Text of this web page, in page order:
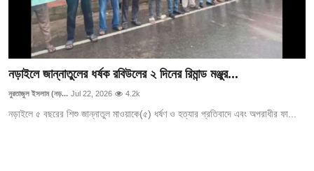
নড়াইলে জান্নাতুলের ধর্ষক রবিউলের ২ দিনের রিমান্ড মঞ্জুর...
নুরতাজুল ইসলাম (নড়... Jul 22, 2026 4.2k
নড়াইলে ৫ বছরের শিশু জান্নাতুল মাওয়াকে(৫) ধর্ষণ ও হত্যার প্রতিবাদে এবং অপরাধীর ফা...